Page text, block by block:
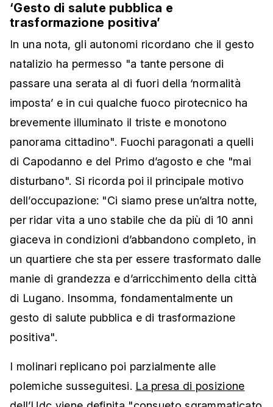
‘Gesto di salute pubblica e
trasformazione positiva’
In una nota, gli autonomi ricordano che il gesto
natalizio ha permesso "a tante persone di
passare una serata al di fuori della ‘normalità
imposta’ e in cui qualche fuoco pirotecnico ha
brevemente illuminato il triste e monotono
panorama cittadino". Fuochi paragonati a quelli
di Capodanno e del Primo d’agosto e che "mai
disturbano". Si ricorda poi il principale motivo
dell’occupazione: "Ci siamo prese un’altra notte,
per ridar vita a uno stabile che da più di 10 anni
giaceva in condizioni d’abbandono completo, in
un quartiere che sta per essere trasformato dalle
manie di grandezza e d’arricchimento della città
di Lugano. Insomma, fondamentalmente un
gesto di salute pubblica e di trasformazione
positiva".
I molinari replicano poi parzialmente alle
polemiche susseguitesi. La presa di posizione